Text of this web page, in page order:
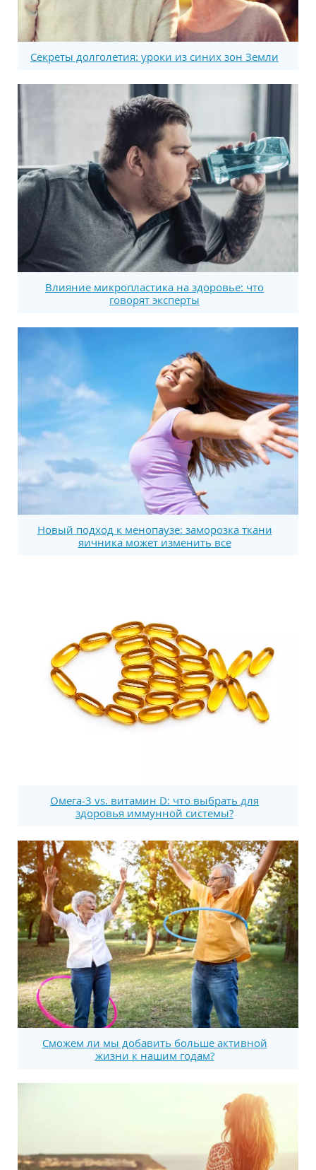
Секреты долголетия: уроки из синих зон Земли
Влияние микропластика на здоровье: что
говорят эксперты
Новый подход к менопаузе: заморозка ткани
яичника может изменить все
Омега-3 vs. витамин D: что выбрать для
здоровья иммунной системы?
Сможем ли мы добавить больше активной
жизни к нашим годам?